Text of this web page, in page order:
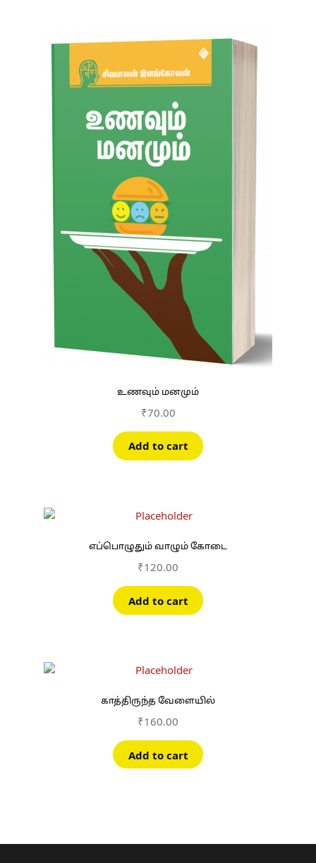
உணவும் மனமும்
₹70.00
Add to cart
எப்பொழுதும் வாழும் கோடை
₹120.00
Add to cart
காத்திருந்த வேளையில்
₹160.00
Add to cart